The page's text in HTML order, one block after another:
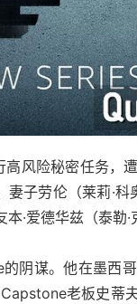
风险秘密任务，
子劳伦（莱莉·科
·爱德华兹（泰勒·
阴谋。他在墨西
老板史蒂